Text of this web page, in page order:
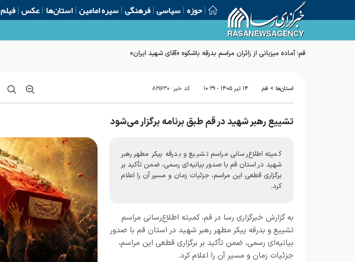
حوزه سیاسی فرهنگی سیره امامین استان‌ها عکس فیلم
قم؛ آماده میزبانی از زائران مراسم بدرقه باشکوه «آقای شهید ایران»
استان‌ها > قم ۱۴ تير ۱۴۰۵ - ۱۰:۲۹ کد خبر: ۸۱۹۶۳۰
تشییع رهبر شهید در قم طبق برنامه برگزار می‌شود
کمیته اطلاع‌رسانی مراسم تشییع و بدرقه پیکر مطهر رهبر
شهید در استان قم با صدور بیانیه‌ای رسمی، ضمن تأکید بر
برگزاری قطعی این مراسم، جزئیات زمان و مسیر آن را اعلام
کرد.
به گزارش خبرگزاری رسا در قم، کمیته اطلاع‌رسانی مراسم
تشییع و بدرقه پیکر مطهر رهبر شهید در استان قم با صدور
بیانیه‌ای رسمی، ضمن تأکید بر برگزاری قطعی این مراسم،
جزئیات زمان و مسیر آن را اعلام کرد.